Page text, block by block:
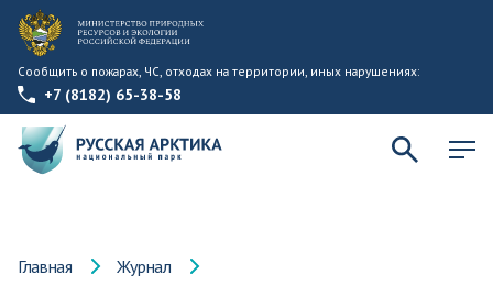
Сообщить о пожарах, ЧС, отходах на территории, иных нарушениях:
+7 (8182) 65-38-58
Главная Журнал